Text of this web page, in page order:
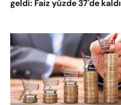
geldi: Faiz yüzde 37'de kaldı